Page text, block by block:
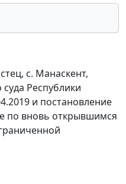
с. Манаскент,
Республики
и постановление
по вновь открывшимся